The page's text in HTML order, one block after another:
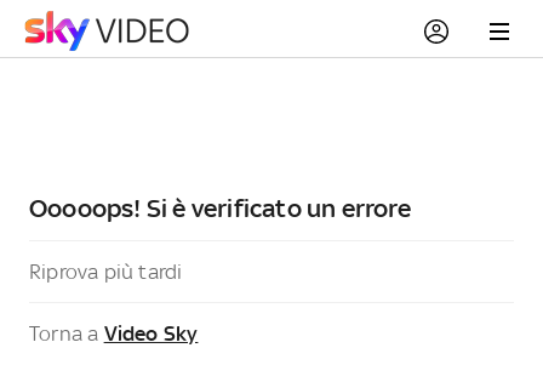
Ooooops! Si è verificato un errore
Riprova più tardi
Torna a Video Sky